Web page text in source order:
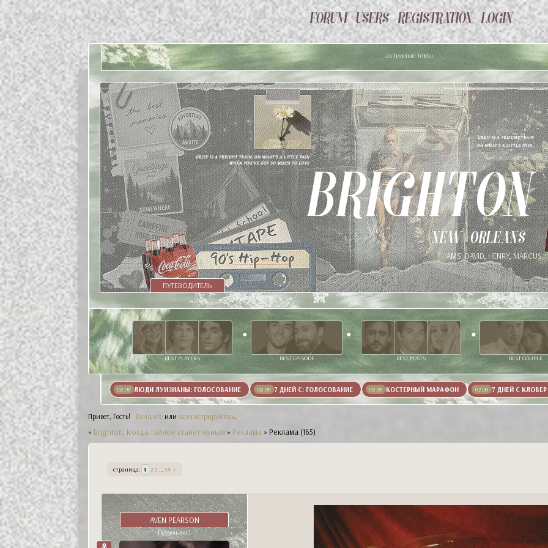
ПУТЕВОДИТЕЛЬ
AMS:DAVID,HENRY,MARCUS
BEST PLAYERS BEST EPISODE BEST POSTS BEST COUPLE
активные темы
02.08 ЛЮДИ ЛУИЗИАНЫ: ГОЛОСОВАНИЕ 02.08 7 ДНЕЙ С: ГОЛОСОВАНИЕ 02.08 КОСТЕРНЫЙ МАРАФОН 02.08 7 ДНЕЙ С КЛОВЕР
Привет, Гость! Войдите или зарегистрируйтесь.
» Brighton. Когда тайное станет явным » Реклама » Реклама (165)
страница: 1 2 3 … 34 »
AVEN PEARSON
[демон-лис]